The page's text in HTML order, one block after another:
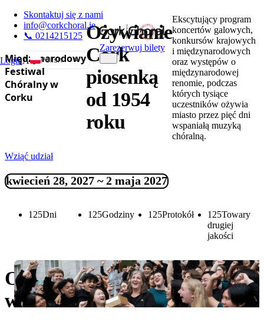
Skontaktuj się z nami
info@corkchoral.ie
📞 0214215125
LoginA
Polish
English
Bulgarian
Greek
Spanish
French
Portuguese
Ukrainian
Zarezerwuj bilety
Międzynarodowy
Festiwal
Chóralny w
Corku
Ożywianie
Cork
piosenką
od 1954
roku
Ekscytujący program
koncertów galowych,
konkursów krajowych
i międzynarodowych
oraz występów o
międzynarodowej
renomie, podczas
których tysiące
uczestników ożywia
miasto przez pięć dni
wspaniałą muzyką
chóralną.
Wziąć udział
kwiecień 28, 2027 ~ 2 maja 2027
125Dni 125Godziny 125Protokół 125Towary
drugiej
jakości
Odkryj Międzynarodowy
w Cork